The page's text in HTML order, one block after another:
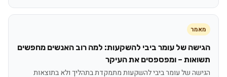
מאמר
הגישה של עומר ביבי להשקעות: למה רוב האנשים מחפשים
תשואות – ומפספסים את העיקר
הגישה של עומר ביבי להשקעות מתמקדת בתהליך ולא בתוצאות